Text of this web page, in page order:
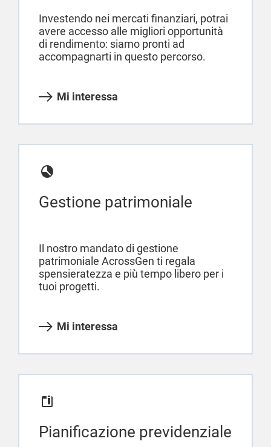
Investendo nei mercati finanziari, potrai
avere accesso alle migliori opportunità
di rendimento: siamo pronti ad
accompagnarti in questo percorso.
Mi interessa
Gestione patrimoniale
Il nostro mandato di gestione
patrimoniale AcrossGen ti regala
spensieratezza e più tempo libero per i
tuoi progetti.
Mi interessa
Pianificazione previdenziale